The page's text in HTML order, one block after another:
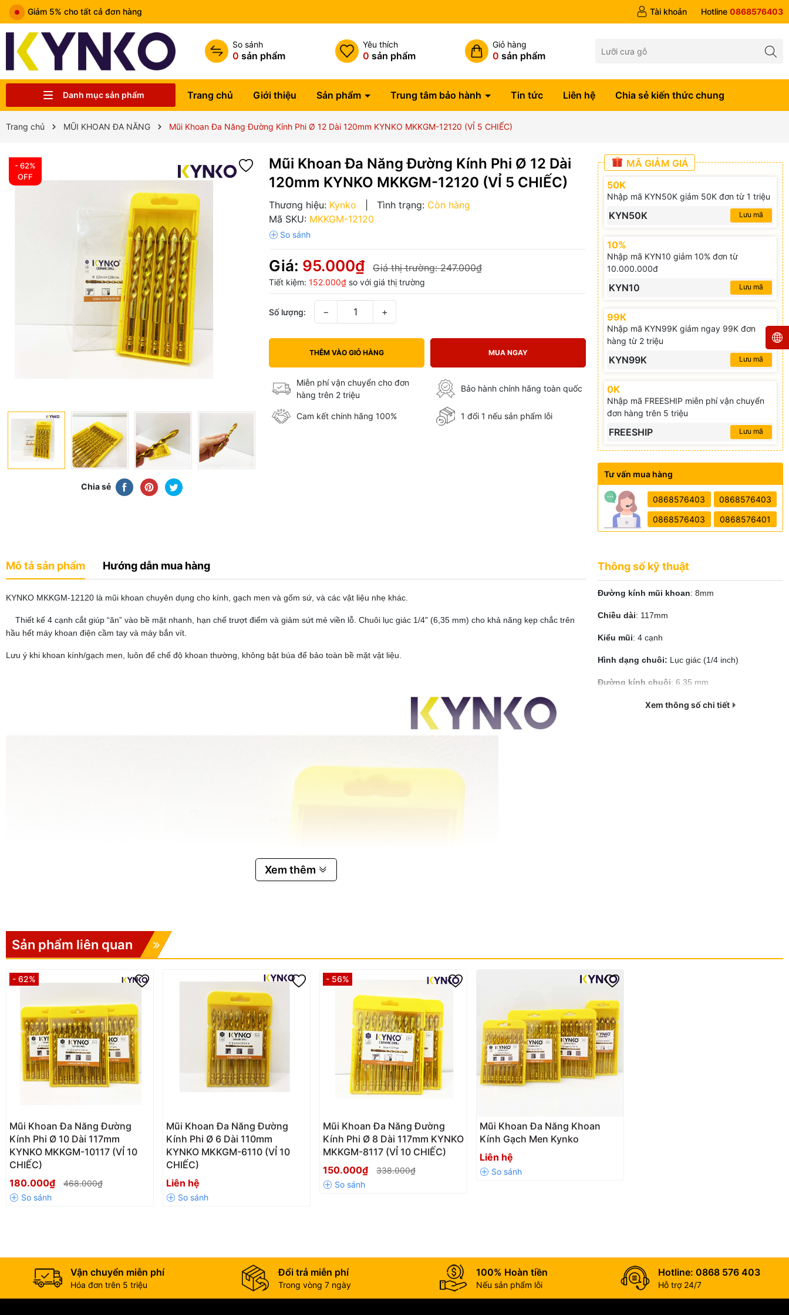
Giảm 5% cho tất cả đơn hàng Tài khoản Hotline 0868576403
So sánh
0 sản phẩm
Yêu thích
0 sản phẩm
Giỏ hàng
0 sản phẩm
Danh mục sản phẩm Trang chủ Giới thiệu Sản phẩm Trung tâm bảo hành Tin tức Liên hệ Chia sẻ kiến thức chung
Trang chủ MŨI KHOAN ĐA NĂNG Mũi Khoan Đa Năng Đường Kính Phi Ø 12 Dài 120mm KYNKO MKKGM-12120 (VỈ 5 CHIẾC)
- 62%
OFF
Chia sẻ
Mũi Khoan Đa Năng Đường Kính Phi Ø 12 Dài
120mm KYNKO MKKGM-12120 (VỈ 5 CHIẾC)
Thương hiệu: Kynko Tình trạng: Còn hàng
Mã SKU: MKKGM-12120
Giá: 95.000₫ Giá thị trường:247.000₫
Tiết kiệm: 152.000₫ so với giá thị trường
Số lượng: − +
THÊM VÀO GIỎ HÀNG MUA NGAY
Miễn phí vận chuyển cho đơn
hàng trên 2 triệu
Bảo hành chính hãng toàn quốc
Cam kết chính hãng 100% 1 đổi 1 nếu sản phẩm lỗi
MÃ GIẢM GIÁ
50K
Nhập mã KYN50K giảm 50K đơn từ 1 triệu
KYN50K Lưu mã
10%
Nhập mã KYN10 giảm 10% đơn từ
10.000.000đ
KYN10 Lưu mã
99K
Nhập mã KYN99K giảm ngay 99K đơn
hàng từ 2 triệu
KYN99K Lưu mã
0K
Nhập mã FREESHIP miễn phí vận chuyển
đơn hàng trên 5 triệu
FREESHIP Lưu mã
Tư vấn mua hàng
0868576403 0868576403
0868576403 0868576401
Mô tả sản phẩm Hướng dẫn mua hàng
KYNKO MKKGM-12120 là mũi khoan chuyên dụng cho kính, gạch men và gốm sứ, và các vật liệu nhẹ khác.
Thiết kế 4 cạnh cắt giúp “ăn” vào bề mặt nhanh, hạn chế trượt điểm và giảm sứt mẻ viền lỗ. Chuôi lục giác 1/4" (6,35 mm) cho khả năng kẹp chắc trên
hầu hết máy khoan điện cầm tay và máy bắn vít.
Lưu ý khi khoan kính/gạch men, luôn để chế độ khoan thường, không bật búa để bảo toàn bề mặt vật liệu.
Xem thêm
Thông số kỹ thuật
Đường kính mũi khoan: 8mm
Chiều dài: 117mm
Kiểu mũi: 4 cạnh
Hình dạng chuôi: Lục giác (1/4 inch)
Đường kính chuôi: 6.35 mm
Xem thông số chi tiết
Sản phẩm liên quan
- 62%
Mũi Khoan Đa Năng Đường
Kính Phi Ø 10 Dài 117mm
KYNKO MKKGM-10117 (VỈ 10
CHIẾC)
180.000₫
468.000₫
Mũi Khoan Đa Năng Đường
Kính Phi Ø 6 Dài 110mm
KYNKO MKKGM-6110 (VỈ 10
CHIẾC)
Liên hệ
- 56%
Mũi Khoan Đa Năng Đường
Kính Phi Ø 8 Dài 117mm KYNKO
MKKGM-8117 (VỈ 10 CHIẾC)
150.000₫
338.000₫
Mũi Khoan Đa Năng Khoan
Kính Gạch Men Kynko
Liên hệ
Vận chuyển miễn phí
Hóa đơn trên 5 triệu
Đổi trả miễn phí
Trong vòng 7 ngày
100% Hoàn tiền
Nếu sản phẩm lỗi
Hotline: 0868 576 403
Hỗ trợ 24/7